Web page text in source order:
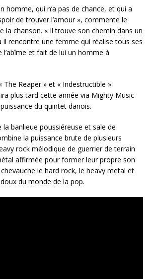
homme, qui n’a pas de chance, et qui a
de trouver l’amour », commente le
la chanson. « Il trouve son chemin dans un
il rencontre une femme qui réalise tous ses
l’abîme et fait de lui un homme à
The Reaper » et « Indestructible »
plus tard cette année via Mighty Music
du quintet danois.
banlieue poussiéreuse et sale de
la puissance brute de plusieurs
rock mélodique de guerrier de terrain
affirmée pour former leur propre son
le hard rock, le heavy metal et
du monde de la pop.